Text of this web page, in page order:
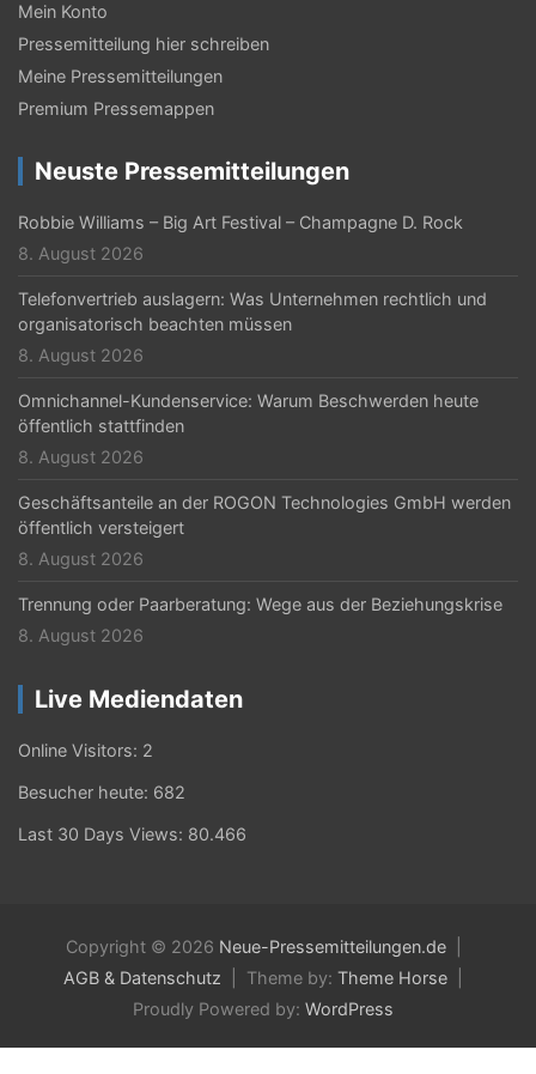
Mein Konto
Pressemitteilung hier schreiben
Meine Pressemitteilungen
Premium Pressemappen
Neuste Pressemitteilungen
Robbie Williams – Big Art Festival – Champagne D. Rock
8. August 2026
Telefonvertrieb auslagern: Was Unternehmen rechtlich und
organisatorisch beachten müssen
8. August 2026
Omnichannel-Kundenservice: Warum Beschwerden heute
öffentlich stattfinden
8. August 2026
Geschäftsanteile an der ROGON Technologies GmbH werden
öffentlich versteigert
8. August 2026
Trennung oder Paarberatung: Wege aus der Beziehungskrise
8. August 2026
Live Mediendaten
Online Visitors: 2
Besucher heute: 682
Last 30 Days Views: 80.466
Copyright © 2026 Neue-Pressemitteilungen.de
AGB & Datenschutz
Theme by: Theme Horse
Proudly Powered by: WordPress